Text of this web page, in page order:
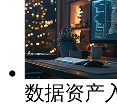
数据资产